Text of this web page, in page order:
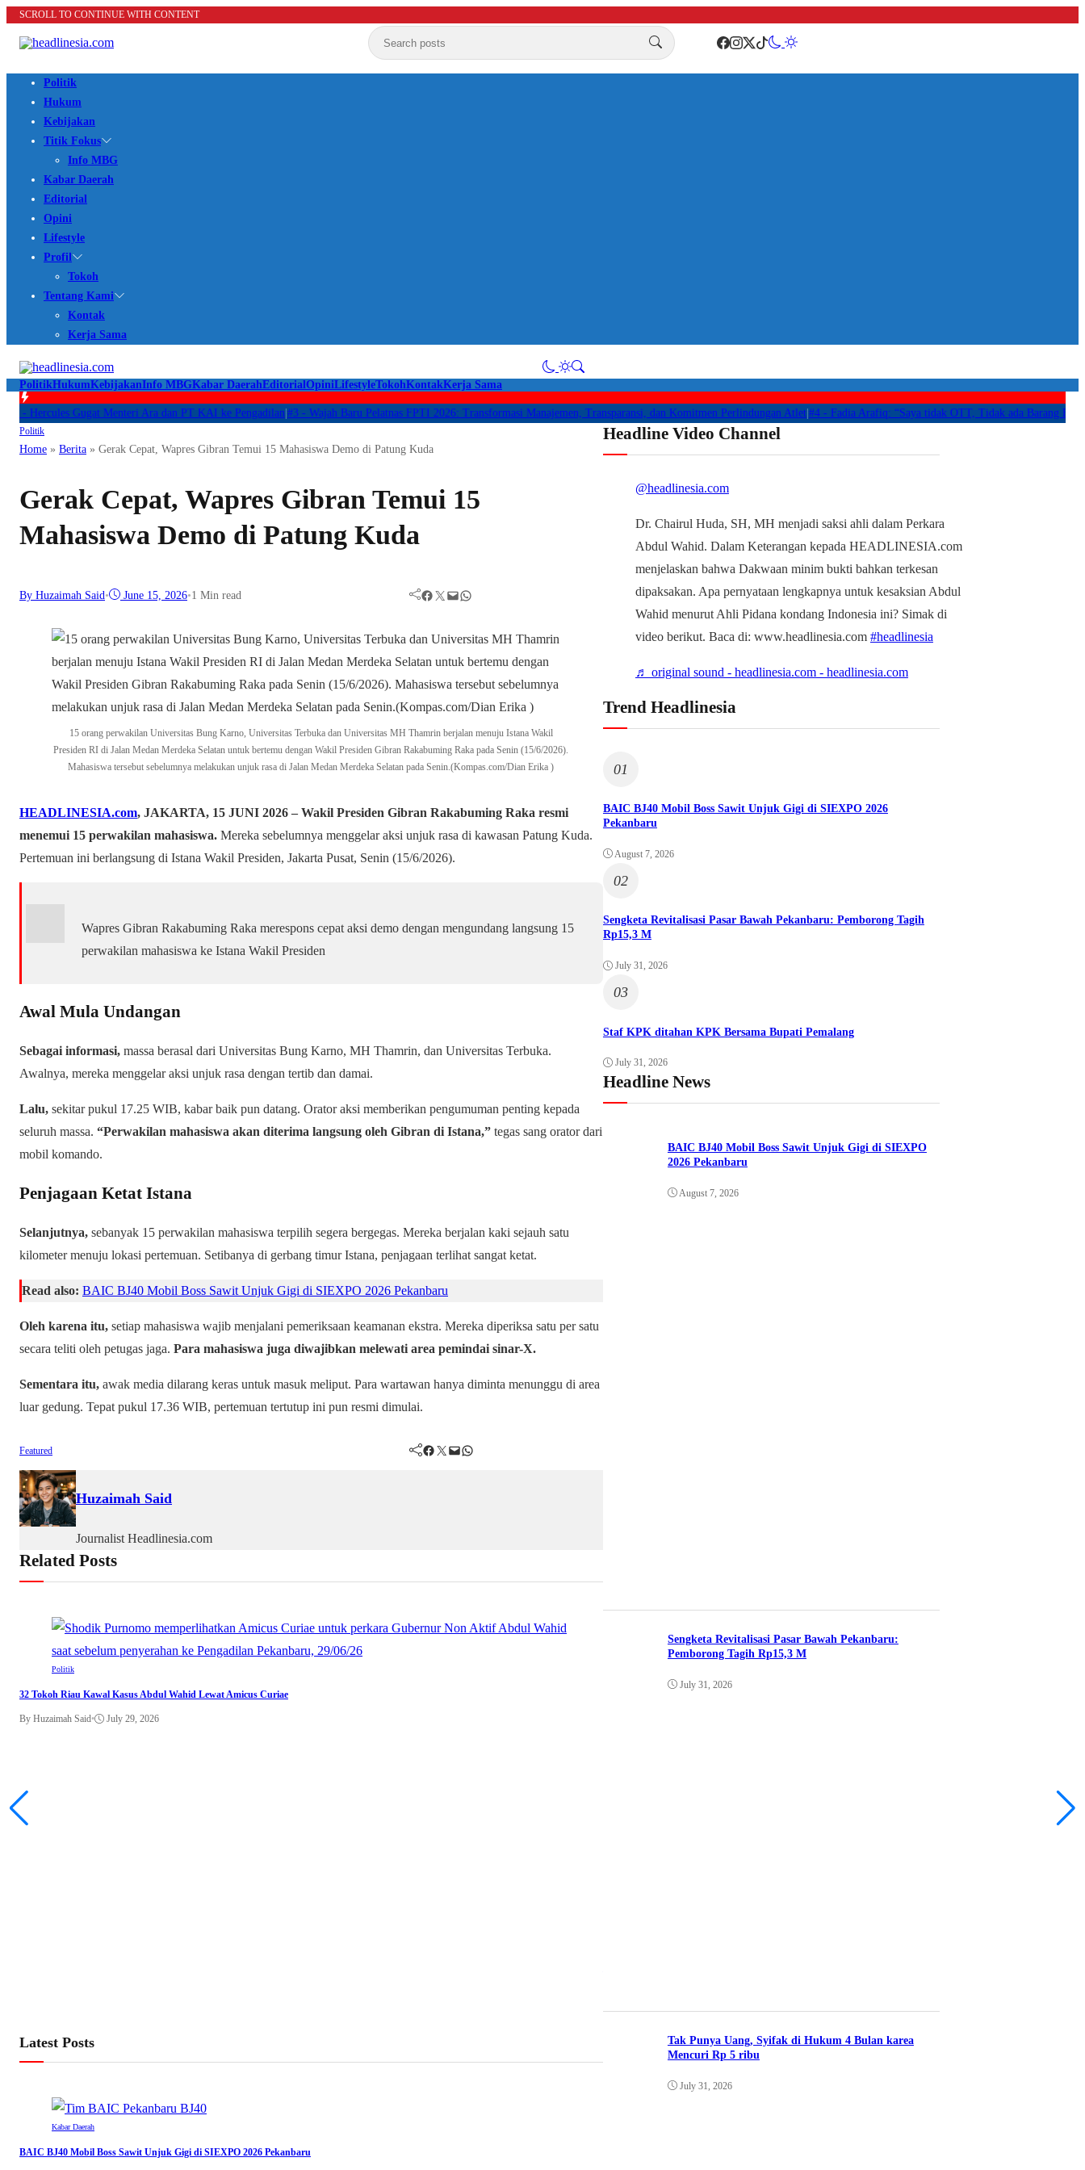
SCROLL TO CONTINUE WITH CONTENT
Politik
Hukum
Kebijakan
Titik Fokus
Info MBG
Kabar Daerah
Editorial
Opini
Lifestyle
Profil
Tokoh
Tentang Kami
Kontak
Kerja Sama
PolitikHukumKebijakanInfo MBGKabar DaerahEditorialOpiniLifestyleTokohKontakKerja Sama
Hercules Gugat Menteri Ara dan PT KAI ke Pengadilan|#3 -Wajah Baru Pelatnas FPTI 2026: Transformasi Manajemen, Transparansi, dan Komitmen Perlindungan Atlet|#4 -Fadia Arafiq: “Saya tidak OTT, Tidak ada Barang Bukti
Politik
Home » Berita » Gerak Cepat, Wapres Gibran Temui 15 Mahasiswa Demo di Patung Kuda
Gerak Cepat, Wapres Gibran Temui 15
Mahasiswa Demo di Patung Kuda
By Huzaimah Said• June 15, 2026•1 Min read Facebook Twitter Mail WhatsApp
15 orang perwakilan Universitas Bung Karno, Universitas Terbuka dan Universitas MH Thamrin berjalan menuju Istana Wakil
Presiden RI di Jalan Medan Merdeka Selatan untuk bertemu dengan Wakil Presiden Gibran Rakabuming Raka pada Senin (15/6/2026).
Mahasiswa tersebut sebelumnya melakukan unjuk rasa di Jalan Medan Merdeka Selatan pada Senin.(Kompas.com/Dian Erika )
HEADLINESIA.com, JAKARTA, 15 JUNI 2026 – Wakil Presiden Gibran Rakabuming Raka resmi
menemui 15 perwakilan mahasiswa. Mereka sebelumnya menggelar aksi unjuk rasa di kawasan Patung Kuda.
Pertemuan ini berlangsung di Istana Wakil Presiden, Jakarta Pusat, Senin (15/6/2026).
Wapres Gibran Rakabuming Raka merespons cepat aksi demo dengan mengundang langsung 15
perwakilan mahasiswa ke Istana Wakil Presiden
Awal Mula Undangan
Sebagai informasi, massa berasal dari Universitas Bung Karno, MH Thamrin, dan Universitas Terbuka.
Awalnya, mereka menggelar aksi unjuk rasa dengan tertib dan damai.
Lalu, sekitar pukul 17.25 WIB, kabar baik pun datang. Orator aksi memberikan pengumuman penting kepada
seluruh massa. “Perwakilan mahasiswa akan diterima langsung oleh Gibran di Istana,” tegas sang orator dari
mobil komando.
Penjagaan Ketat Istana
Selanjutnya, sebanyak 15 perwakilan mahasiswa terpilih segera bergegas. Mereka berjalan kaki sejauh satu
kilometer menuju lokasi pertemuan. Setibanya di gerbang timur Istana, penjagaan terlihat sangat ketat.
Read also: BAIC BJ40 Mobil Boss Sawit Unjuk Gigi di SIEXPO 2026 Pekanbaru
Oleh karena itu, setiap mahasiswa wajib menjalani pemeriksaan keamanan ekstra. Mereka diperiksa satu per satu
secara teliti oleh petugas jaga. Para mahasiswa juga diwajibkan melewati area pemindai sinar-X.
Sementara itu, awak media dilarang keras untuk masuk meliput. Para wartawan hanya diminta menunggu di area
luar gedung. Tepat pukul 17.36 WIB, pertemuan tertutup ini pun resmi dimulai.
Featured Facebook Twitter Mail WhatsApp
Huzaimah Said
Journalist Headlinesia.com
Related Posts
Politik
32 Tokoh Riau Kawal Kasus Abdul Wahid Lewat Amicus Curiae
By Huzaimah Said• July 29, 2026
Latest Posts
Kabar Daerah
BAIC BJ40 Mobil Boss Sawit Unjuk Gigi di SIEXPO 2026 Pekanbaru
Headline Video Channel
@headlinesia.com
Dr. Chairul Huda, SH, MH menjadi saksi ahli dalam Perkara
Abdul Wahid. Dalam Keterangan kepada HEADLINESIA.com
menjelaskan bahwa Dakwaan minim bukti bahkan terkesan
dipaksakan. Apa pernyataan lengkapnya untuk kesaksian Abdul
Wahid menurut Ahli Pidana kondang Indonesia ini? Simak di
video berikut. Baca di: www.headlinesia.com #headlinesia
♬ original sound - headlinesia.com - headlinesia.com
Trend Headlinesia
01
BAIC BJ40 Mobil Boss Sawit Unjuk Gigi di SIEXPO 2026
Pekanbaru
August 7, 2026
02
Sengketa Revitalisasi Pasar Bawah Pekanbaru: Pemborong Tagih
Rp15,3 M
July 31, 2026
03
Staf KPK ditahan KPK Bersama Bupati Pemalang
July 31, 2026
Headline News
BAIC BJ40 Mobil Boss Sawit Unjuk Gigi di SIEXPO
2026 Pekanbaru
August 7, 2026
Sengketa Revitalisasi Pasar Bawah Pekanbaru:
Pemborong Tagih Rp15,3 M
July 31, 2026
Tak Punya Uang, Syifak di Hukum 4 Bulan karea
Mencuri Rp 5 ribu
July 31, 2026